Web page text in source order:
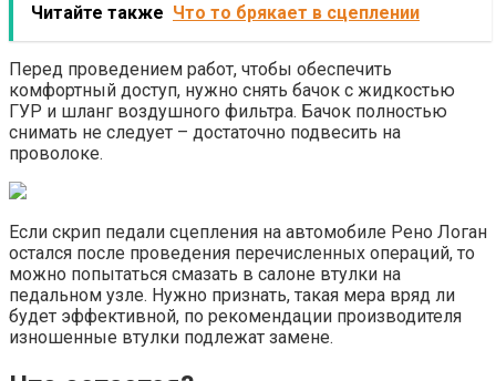
Читайте также Что то брякает в сцеплении
Перед проведением работ, чтобы обеспечить
комфортный доступ, нужно снять бачок с жидкостью
ГУР и шланг воздушного фильтра. Бачок полностью
снимать не следует – достаточно подвесить на
проволоке.
Если скрип педали сцепления на автомобиле Рено Логан
остался после проведения перечисленных операций, то
можно попытаться смазать в салоне втулки на
педальном узле. Нужно признать, такая мера вряд ли
будет эффективной, по рекомендации производителя
изношенные втулки подлежат замене.